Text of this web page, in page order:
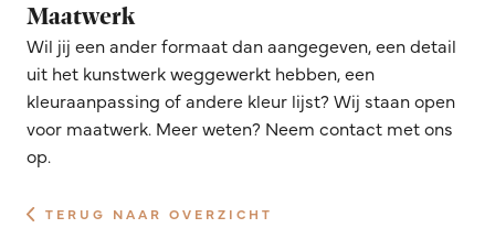
Maatwerk
Wil jij een ander formaat dan aangegeven, een detail
uit het kunstwerk weggewerkt hebben, een
kleuraanpassing of andere kleur lijst? Wij staan open
voor maatwerk. Meer weten? Neem contact met ons
op.
TERUG NAAR OVERZICHT